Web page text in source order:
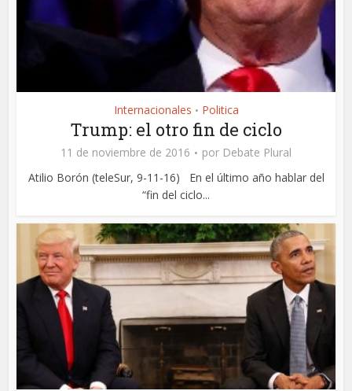
Internacionales • Politica
Trump: el otro fin de ciclo
11 de noviembre de 2016 por Debate Plural
Atilio Borón (teleSur, 9-11-16) En el último año hablar del
“fin del ciclo...